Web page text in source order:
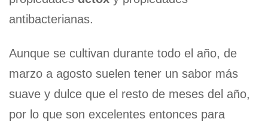
antibacterianas.
Aunque se cultivan durante todo el año, de
marzo a agosto suelen tener un sabor más
suave y dulce que el resto de meses del año,
por lo que son excelentes entonces para